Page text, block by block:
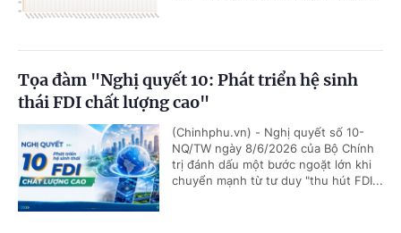
Tọa đàm "Nghị quyết 10: Phát triển hệ sinh
thái FDI chất lượng cao"
(Chinhphu.vn) - Nghị quyết số 10-
NQ/TW ngày 8/6/2026 của Bộ Chính
trị đánh dấu một bước ngoặt lớn khi
chuyển mạnh từ tư duy "thu hút FDI...